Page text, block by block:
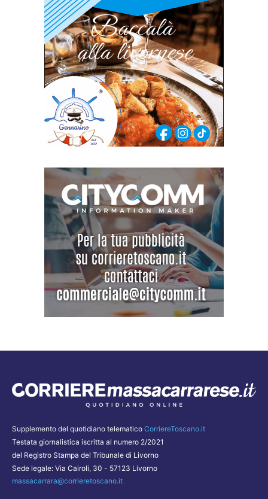
Supplemento del quotidiano telematico CorriereToscano.it
Testata giornalistica iscritta al numero 2/2021
del Registro Stampa del Tribunale di Livorno
Sede legale: Via Cairoli, 30 - 57123 Livorno
massacarrara@corrieretoscano.it